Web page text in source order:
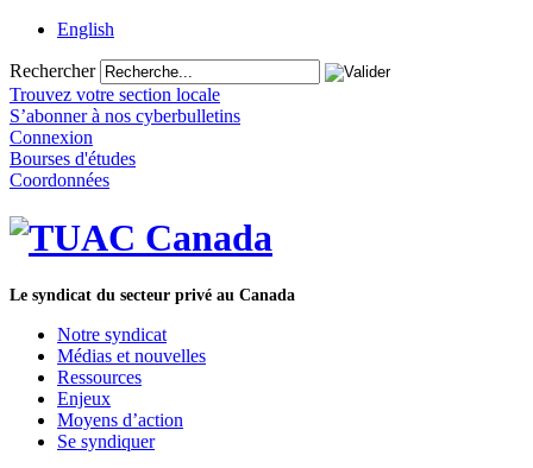
English
Rechercher
Trouvez votre section locale
S’abonner à nos cyberbulletins
Connexion
Bourses d'études
Coordonnées
Le syndicat du secteur privé au Canada
Notre syndicat
Médias et nouvelles
Ressources
Enjeux
Moyens d’action
Se syndiquer